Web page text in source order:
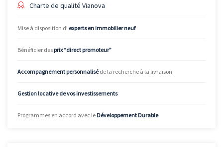
Charte de qualité Vianova
Mise à disposition d’ experts en immobilier neuf
Bénéficier des prix “direct promoteur”
Accompagnement personnaliséde la recherche à la livraison
Gestion locative de vos investissements
Programmes en accord avec le Développement Durable